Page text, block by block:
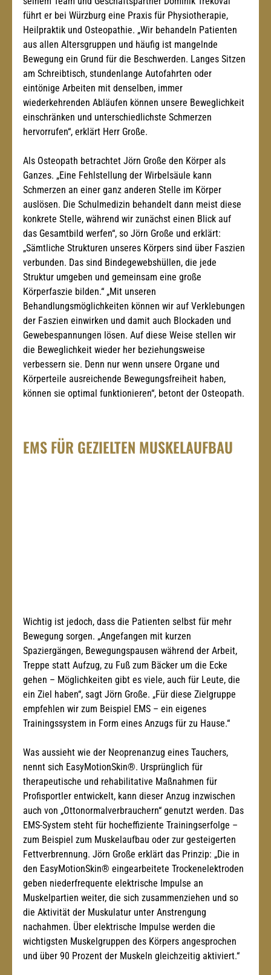
führt er bei Würzburg eine Praxis für Physiotherapie,
Heilpraktik und Osteopathie. „Wir behandeln Patienten
aus allen Altersgruppen und häufig ist mangelnde
Bewegung ein Grund für die Beschwerden. Langes Sitzen
am Schreibtisch, stundenlange Autofahrten oder
eintönige Arbeiten mit denselben, immer
wiederkehrenden Abläufen können unsere Beweglichkeit
einschränken und unterschiedlichste Schmerzen
hervorrufen“, erklärt Herr Große.
Als Osteopath betrachtet Jörn Große den Körper als
Ganzes. „Eine Fehlstellung der Wirbelsäule kann
Schmerzen an einer ganz anderen Stelle im Körper
auslösen. Die Schulmedizin behandelt dann meist diese
konkrete Stelle, während wir zunächst einen Blick auf
das Gesamtbild werfen“, so Jörn Große und erklärt:
„Sämtliche Strukturen unseres Körpers sind über Faszien
verbunden. Das sind Bindegewebshüllen, die jede
Struktur umgeben und gemeinsam eine große
Körperfaszie bilden.“ „Mit unseren
Behandlungsmöglichkeiten können wir auf Verklebungen
der Faszien einwirken und damit auch Blockaden und
Gewebespannungen lösen. Auf diese Weise stellen wir
die Beweglichkeit wieder her beziehungsweise
verbessern sie. Denn nur wenn unsere Organe und
Körperteile ausreichende Bewegungsfreiheit haben,
können sie optimal funktionieren“, betont der Osteopath.
EMS FÜR GEZIELTEN MUSKELAUFBAU
Wichtig ist jedoch, dass die Patienten selbst für mehr
Bewegung sorgen. „Angefangen mit kurzen
Spaziergängen, Bewegungspausen während der Arbeit,
Treppe statt Aufzug, zu Fuß zum Bäcker um die Ecke
gehen – Möglichkeiten gibt es viele, auch für Leute, die
ein Ziel haben“, sagt Jörn Große. „Für diese Zielgruppe
empfehlen wir zum Beispiel EMS – ein eigenes
Trainingssystem in Form eines Anzugs für zu Hause.“
Was aussieht wie der Neoprenanzug eines Tauchers,
nennt sich EasyMotionSkin®. Ursprünglich für
therapeutische und rehabilitative Maßnahmen für
Profisportler entwickelt, kann dieser Anzug inzwischen
auch von „Ottonormalverbrauchern“ genutzt werden. Das
EMS-System steht für hocheffiziente Trainingserfolge –
zum Beispiel zum Muskelaufbau oder zur gesteigerten
Fettverbrennung. Jörn Große erklärt das Prinzip: „Die in
den EasyMotionSkin® eingearbeitete Trockenelektroden
geben niederfrequente elektrische Impulse an
Muskelpartien weiter, die sich zusammenziehen und so
die Aktivität der Muskulatur unter Anstrengung
nachahmen. Über elektrische Impulse werden die
wichtigsten Muskelgruppen des Körpers angesprochen
und über 90 Prozent der Muskeln gleichzeitig aktiviert.“